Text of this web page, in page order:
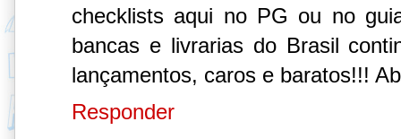
checklists aqui no PG ou no
bancas e livrarias do Brasil
lançamentos, caros e baratos!!!
Responder